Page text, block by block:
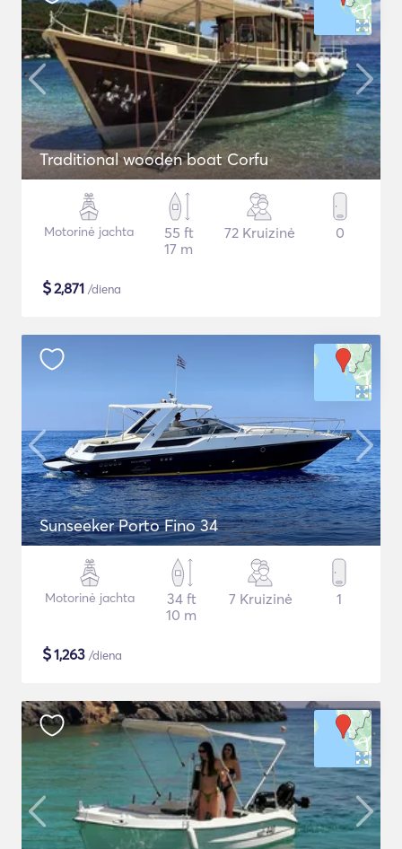
Traditional wooden boat Corfu
Motorinė jachta
55 ft
17 m
72 Kruizinė 0
$2,871 /diena
Sunseeker Porto Fino 34
Motorinė jachta
34 ft
10 m
7 Kruizinė 1
$1,263 /diena